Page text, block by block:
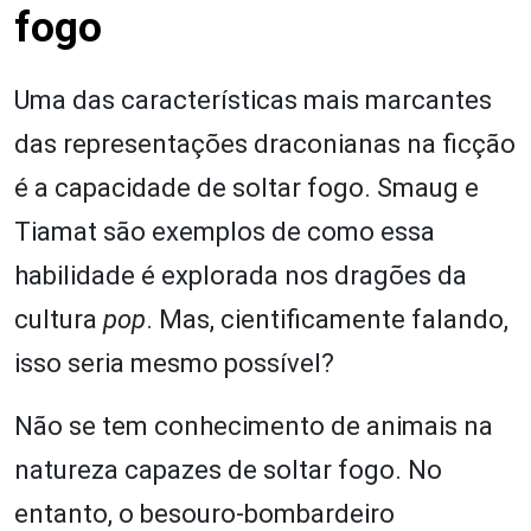
fogo
Uma das características mais marcantes
das representações draconianas na ficção
é a capacidade de soltar fogo. Smaug e
Tiamat são exemplos de como essa
habilidade é explorada nos dragões da
cultura pop. Mas, cientificamente falando,
isso seria mesmo possível?
Não se tem conhecimento de animais na
natureza capazes de soltar fogo. No
entanto, o besouro-bombardeiro